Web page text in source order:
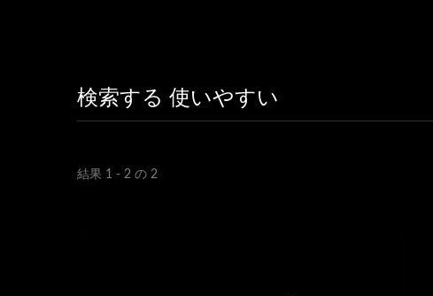
検索する 使いやすい
結果 1 - 2 の 2